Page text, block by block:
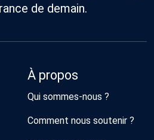
de demain.
À propos
Qui sommes-nous ?
Comment nous soutenir ?